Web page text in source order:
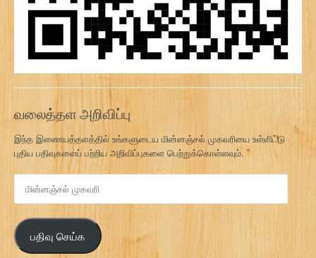
வலைத்தள அறிவிப்பு
இந்த இணையத்தளத்தில் உங்களுடைய மின்னஞ்சல் முகவரியை உள்ளிட்டு
புதிய பதிவுகளைப் பற்றிய அறிவிப்புகளை பெற்றுக்கொள்ளவும்.
ன
ஞ்
ச
ல்
பதிவு செய்க